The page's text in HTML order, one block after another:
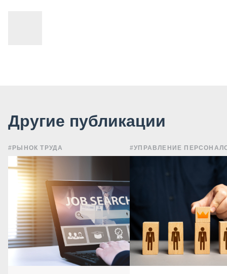
Другие публикации
#РЫНОК ТРУДА #УПРАВЛЕНИЕ